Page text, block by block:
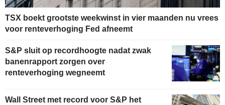
TSX boekt grootste weekwinst in vier maanden nu vrees
voor renteverhoging Fed afneemt
S&P sluit op recordhoogte nadat zwak
banenrapport zorgen over
renteverhoging wegneemt
Wall Street met record voor S&P het